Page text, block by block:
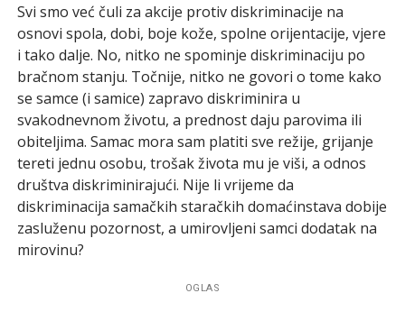
Svi smo već čuli za akcije protiv diskriminacije na
osnovi spola, dobi, boje kože, spolne orijentacije, vjere
i tako dalje. No, nitko ne spominje diskriminaciju po
bračnom stanju. Točnije, nitko ne govori o tome kako
se samce (i samice) zapravo diskriminira u
svakodnevnom životu, a prednost daju parovima ili
obiteljima. Samac mora sam platiti sve režije, grijanje
tereti jednu osobu, trošak života mu je viši, a odnos
društva diskriminirajući. Nije li vrijeme da
diskriminacija samačkih staračkih domaćinstava dobije
zasluženu pozornost, a umirovljeni samci dodatak na
mirovinu?
OGLAS